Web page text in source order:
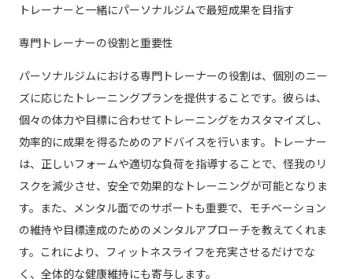
トレーナーと一緒にパーソナルジムで最短成果を目指す
専門トレーナーの役割と重要性
パーソナルジムにおける専門トレーナーの役割は、個別のニー
ズに応じたトレーニングプランを提供することです。彼らは、
個々の体力や目標に合わせてトレーニングをカスタマイズし、
効率的に成果を得るためのアドバイスを行います。トレーナー
は、正しいフォームや適切な負荷を指導することで、怪我のリ
スクを減少させ、安全で効果的なトレーニングが可能となりま
す。また、メンタル面でのサポートも重要で、モチベーション
の維持や目標達成のためのメンタルアプローチを教えてくれま
す。これにより、フィットネスライフを充実させるだけでな
く、全体的な健康維持にも寄与します。